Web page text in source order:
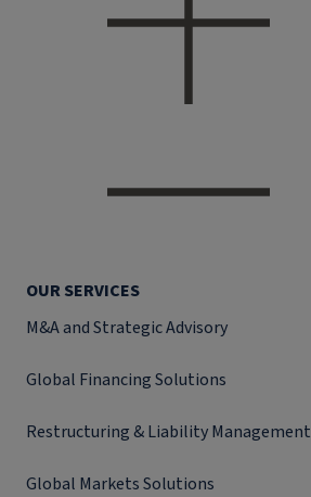
OUR SERVICES
M&A and Strategic Advisory
Global Financing Solutions
Restructuring & Liability Management
Global Markets Solutions